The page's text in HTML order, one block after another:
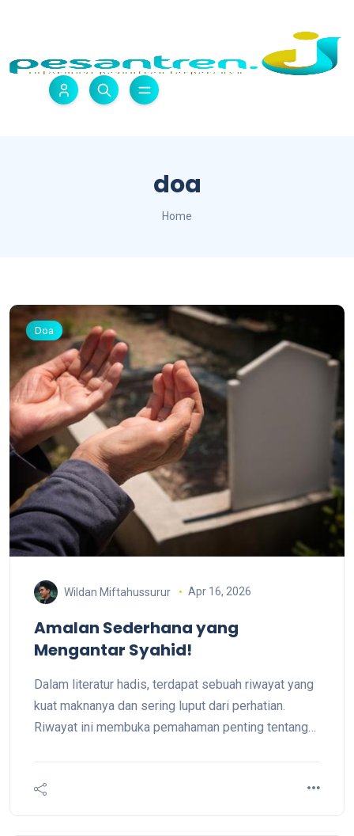
doa
Home
Doa
Wildan Miftahussurur Apr 16, 2026
Amalan Sederhana yang
Mengantar Syahid!
Dalam literatur hadis, terdapat sebuah riwayat yang
kuat maknanya dan sering luput dari perhatian.
Riwayat ini membuka pemahaman penting tentang
Waqqash, yang menceritakan sebuah peristiwa